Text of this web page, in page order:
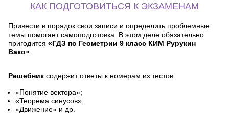
КАК ПОДГОТОВИТЬСЯ К ЭКЗАМЕНАМ
Привести в порядок свои записи и определить проблемные
темы помогает самоподготовка. В этом деле обязательно
пригодится «ГДЗ по Геометрии 9 класс КИМ Рурукин
Вако»
Решебник содержит ответы к номерам из тестов:
«Понятие вектора»;
«Теорема синусов»;
«Движение» и др.